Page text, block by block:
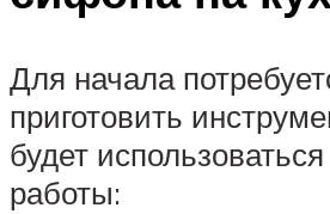
Для начала
приготовить
будет
работы: